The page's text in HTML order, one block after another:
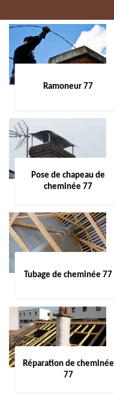
Ramoneur 77
Pose de chapeau de
cheminée 77
Tubage de cheminée 77
Réparation de cheminée
77